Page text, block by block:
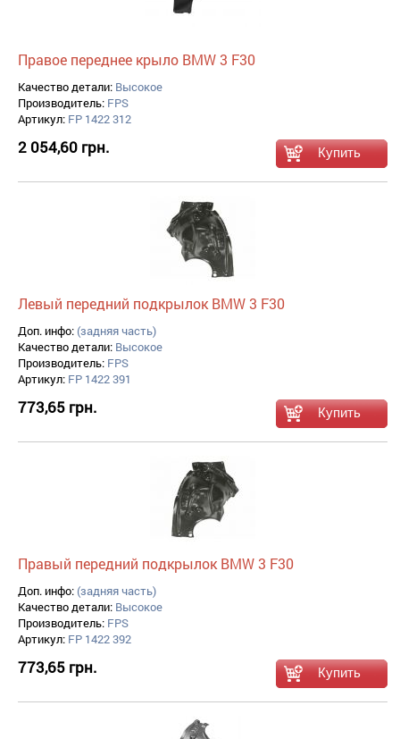
Правое переднее крыло BMW 3 F30
Качество детали: Высокое
Производитель: FPS
Артикул: FP 1422 312
2 054,60 грн.
Левый передний подкрылок BMW 3 F30
Доп. инфо: (задняя часть)
Качество детали: Высокое
Производитель: FPS
Артикул: FP 1422 391
773,65 грн.
Правый передний подкрылок BMW 3 F30
Доп. инфо: (задняя часть)
Качество детали: Высокое
Производитель: FPS
Артикул: FP 1422 392
773,65 грн.